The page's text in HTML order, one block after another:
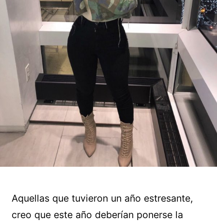
Aquellas que tuvieron un año estresante,
creo que este año deberían ponerse la